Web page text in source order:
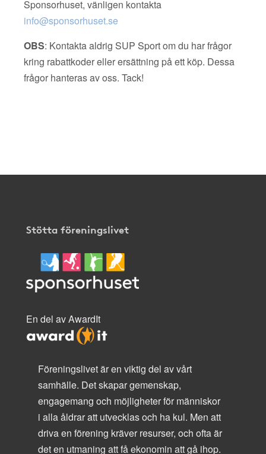
Sponsorhuset, vänligen kontakta
info@sponsorhuset.se
OBS: Kontakta aldrig SUP Sport om du har frågor
kring rabattkoder eller ersättning på ett köp. Dessa
frågor hanteras av oss. Tack!
Stötta föreningslivet
En del av AwardIt
Föreningslivet är en viktig del av vårt
samhälle. Det skapar gemenskap,
engagemang och möjligheter för människor
i alla åldrar att utvecklas och ha kul. Men att
driva en förening kräver resurser, och ofta är
det en utmaning att få ekonomin att gå ihop.